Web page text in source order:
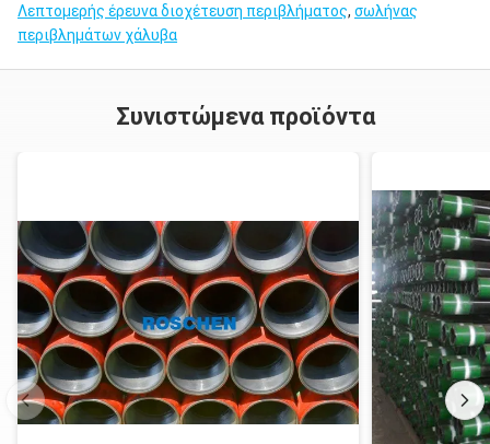
Λεπτομερής έρευνα διοχέτευση περιβλήματος, σωλήνας
περιβλημάτων χάλυβα
Συνιστώμενα προϊόντα